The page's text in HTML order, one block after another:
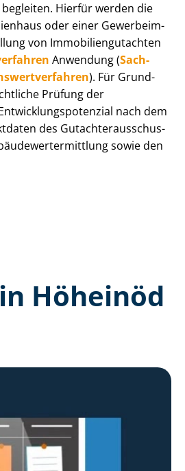
Hierfür werden die
oder einer Ge­wer­be­im­
von Im­mo­bi­li­en­gut­ach­ten
Anwendung (Sach­
). Für Grund­
Prüfung der
nach dem
des Gut­ach­ter­aus­schus­
sowie den
Höheinöd